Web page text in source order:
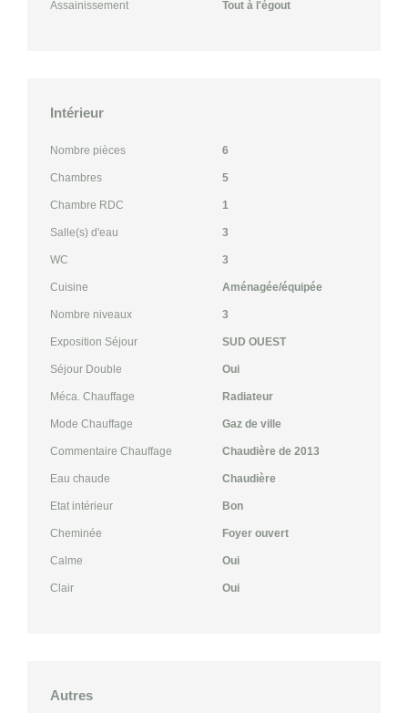
Assainissement Tout à l'égout
Intérieur
Nombre pièces 6
Chambres 5
Chambre RDC 1
Salle(s) d'eau 3
WC 3
Cuisine Aménagée/équipée
Nombre niveaux 3
Exposition Séjour SUD OUEST
Séjour Double Oui
Méca. Chauffage Radiateur
Mode Chauffage Gaz de ville
Commentaire Chauffage Chaudière de 2013
Eau chaude Chaudière
Etat intérieur Bon
Cheminée Foyer ouvert
Calme Oui
Clair Oui
Autres